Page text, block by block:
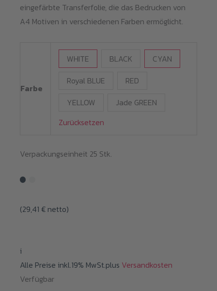
eingefärbte Transferfolie, die das Bedrucken von
A4 Motiven in verschiedenen Farben ermöglicht.
Farbe
WHITE BLACK
CYAN
Royal BLUE
RED
YELLOW
Jade GREEN
Zurücksetzen
Verpackungseinheit 25 Stk.
(29,41 €netto)
i
Alle Preise inkl.19% MwSt.plus Versandkosten
Verfügbar